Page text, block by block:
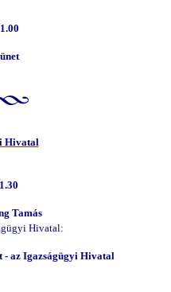
Hivatal
Tamás
Hivatal:
- az Igazságügyi Hivatal